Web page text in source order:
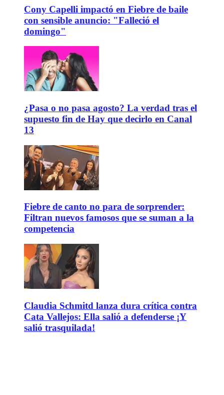
Cony Capelli impactó en Fiebre de baile
con sensible anuncio: "Falleció el
domingo"
¿Pasa o no pasa agosto? La verdad tras el
supuesto fin de Hay que decirlo en Canal
13
Fiebre de canto no para de sorprender:
Filtran nuevos famosos que se suman a la
competencia
Claudia Schmitd lanza dura crítica contra
Cata Vallejos: Ella salió a defenderse ¡Y
salió trasquilada!